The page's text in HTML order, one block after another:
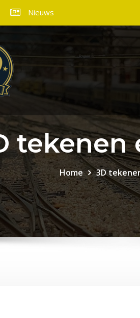
Nieuws
tekenen
Home 3D